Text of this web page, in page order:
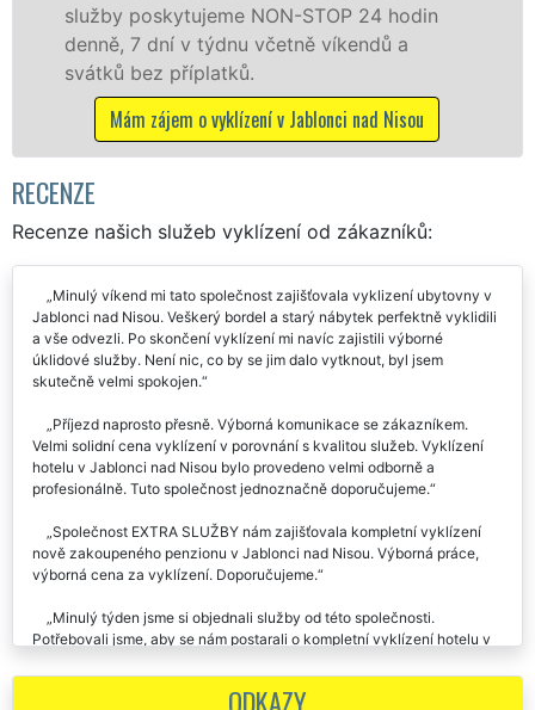
NON-STOP 24 hodin
týdnu včetně víkendů a
o vyklízení v Jablonci nad Nisou
práce, a to
RECENZE
Recenze našich služeb vyklízení od zákazníků:
Minulý víkend mi tato společnost zajišťovala vyklizení ubytovny v
Jablonci nad Nisou. Veškerý bordel a starý nábytek perfektně vyklidili
a vše odvezli. Po skončení vyklízení mi navíc zajistili výborné
úklidové služby. Není nic, co by se jim dalo vytknout, byl jsem
skutečně velmi spokojen.
Příjezd naprosto přesně. Výborná komunikace se zákazníkem.
Velmi solidní cena vyklízení v porovnání s kvalitou služeb. Vyklízení
hotelu v Jablonci nad Nisou bylo provedeno velmi odborně a
profesionálně. Tuto společnost jednoznačně doporučujeme.
Společnost EXTRA SLUŽBY nám zajišťovala kompletní vyklízení
nově zakoupeného penzionu v Jablonci nad Nisou. Výborná práce,
výborná cena za vyklízení. Doporučujeme.
Minulý týden jsme si objednali služby od této společnosti.
Potřebovali jsme, aby se nám postarali o kompletní vyklízení hotelu v
trvat zhruba 3 týdny. Bylo opravdu velké překvapení, že společnost
EXTRA SLUŽBY nám byla schopná veškeré vyklízecí práce celého
ODKAZY